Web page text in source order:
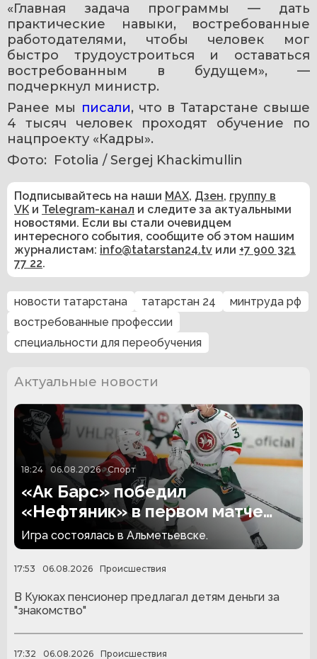
«Главная задача программы — дать
практические навыки, востребованные
работодателями, чтобы человек мог
быстро трудоустроиться и оставаться
востребованным в будущем», —
подчеркнул министр.
Ранее мы писали, что в Татарстане свыше
4 тысяч человек проходят обучение по
нацпроекту «Кадры».
Фото:  Fotolia / Sergej Khackimullin
Подписывайтесь на наши MAX, Дзен, группу в
VK и Telegram-канал и следите за актуальными
новостями. Если вы стали очевидцем
интересного события, сообщите об этом нашим
журналистам: info@tatarstan24.tv или +7 900 321
77 22.
новости татарстана татарстан 24
минтруда рф
востребованные профессии
специальности для переобучения
Актуальные новости
18:24 06.08.2026 Спорт
«Ак Барс» победил
«Нефтяник» в первом матче
сезона
Игра состоялась в Альметьевске.
17:53 06.08.2026 Происшествия
В Куюках пенсионер предлагал детям деньги за
"знакомство"
17:32 06.08.2026 Происшествия